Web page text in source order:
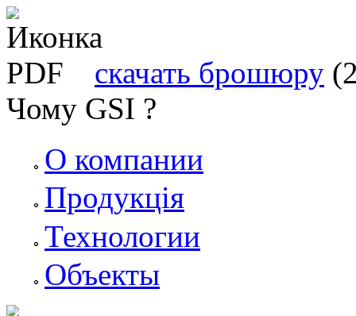
скачать брошюру
Чому GSI ?
О компании
Продукція
Технологии
Объекты